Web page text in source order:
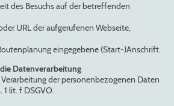
des Besuchs auf der betreffenden
URL der aufgerufenen Webseite,
eingegebene (Start-)Anschrift.
Datenverarbeitung
der personenbezogenen Daten
1 lit. f DSGVO.